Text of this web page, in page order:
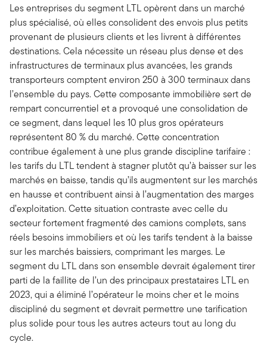
Les entreprises du segment LTL opèrent dans un marché
plus spécialisé, où elles consolident des envois plus petits
provenant de plusieurs clients et les livrent à différentes
destinations. Cela nécessite un réseau plus dense et des
infrastructures de terminaux plus avancées, les grands
transporteurs comptent environ 250 à 300 terminaux dans
l’ensemble du pays. Cette composante immobilière sert de
rempart concurrentiel et a provoqué une consolidation de
ce segment, dans lequel les 10 plus gros opérateurs
représentent 80 % du marché. Cette concentration
contribue également à une plus grande discipline tarifaire :
les tarifs du LTL tendent à stagner plutôt qu’à baisser sur les
marchés en baisse, tandis qu’ils augmentent sur les marchés
en hausse et contribuent ainsi à l’augmentation des marges
d’exploitation. Cette situation contraste avec celle du
secteur fortement fragmenté des camions complets, sans
réels besoins immobiliers et où les tarifs tendent à la baisse
sur les marchés baissiers, comprimant les marges. Le
segment du LTL dans son ensemble devrait également tirer
parti de la faillite de l’un des principaux prestataires LTL en
2023, qui a éliminé l’opérateur le moins cher et le moins
discipliné du segment et devrait permettre une tarification
plus solide pour tous les autres acteurs tout au long du
cycle.